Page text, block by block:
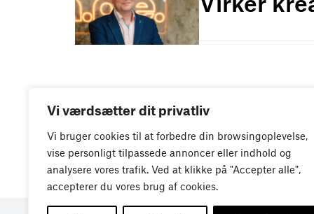
Vi værdsætter dit privatliv
Vi bruger cookies til at forbedre din browsingoplevelse,
vise personligt tilpassede annoncer eller indhold og
analysere vores trafik. Ved at klikke på "Accepter alle",
accepterer du vores brug af cookies.